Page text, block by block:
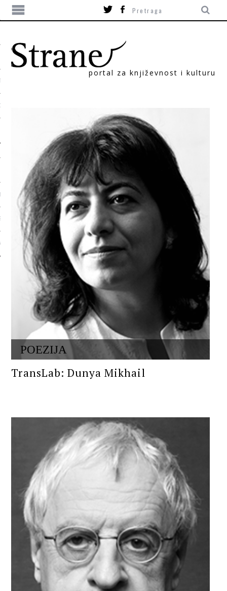
portal za književnost i kulturu
POEZIJA
TransLab: Dunya Mikhail